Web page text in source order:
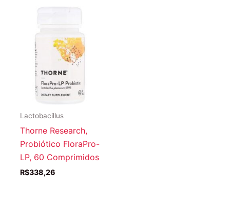
Lactobacillus
Thorne Research,
Probiótico FloraPro-
LP, 60 Comprimidos
R$338,26